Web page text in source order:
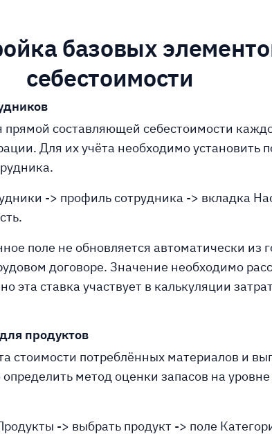
базовых
себестоимости
прямой составляющей себестоимости
Для их учёта необходимо установить
-> профиль сотрудника -> вкладка
поле не обновляется автоматически из
договоре. Значение необходимо
эта ставка участвует в калькуляции
продуктов
стоимости потреблённых материалов и
метод оценки запасов на уровне
-> выбрать продукт -> поле